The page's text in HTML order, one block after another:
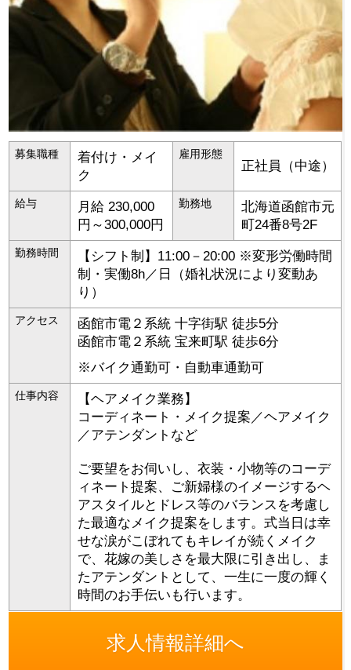
募集職種
着付け・メイ
ク
雇用形態
正社員（中途）
給与
月給 230,000
円～300,000円
勤務地 北海道函館市元
町24番8号2F
勤務時間
【シフト制】11:00－20:00 ※変形労働時間
制・実働8h／日（婚礼状況により変動あ
り）
アクセス
函館市電２系統 十字街駅 徒歩5分
函館市電２系統 宝来町駅 徒歩6分
※バイク通勤可・自動車通勤可
仕事内容
【ヘアメイク業務】
コーディネート・メイク提案／ヘアメイク
／アテンダントなど
ご要望をお伺いし、衣装・小物等のコーデ
ィネート提案、ご新婦様のイメージするヘ
アスタイルとドレス等のバランスを考慮し
た最適なメイク提案をします。式当日は幸
せな涙がこぼれてもキレイが続くメイク
で、花嫁の美しさを最大限に引き出し、ま
たアテンダントとして、一生に一度の輝く
時間のお手伝いも行います。
求人情報詳細へ